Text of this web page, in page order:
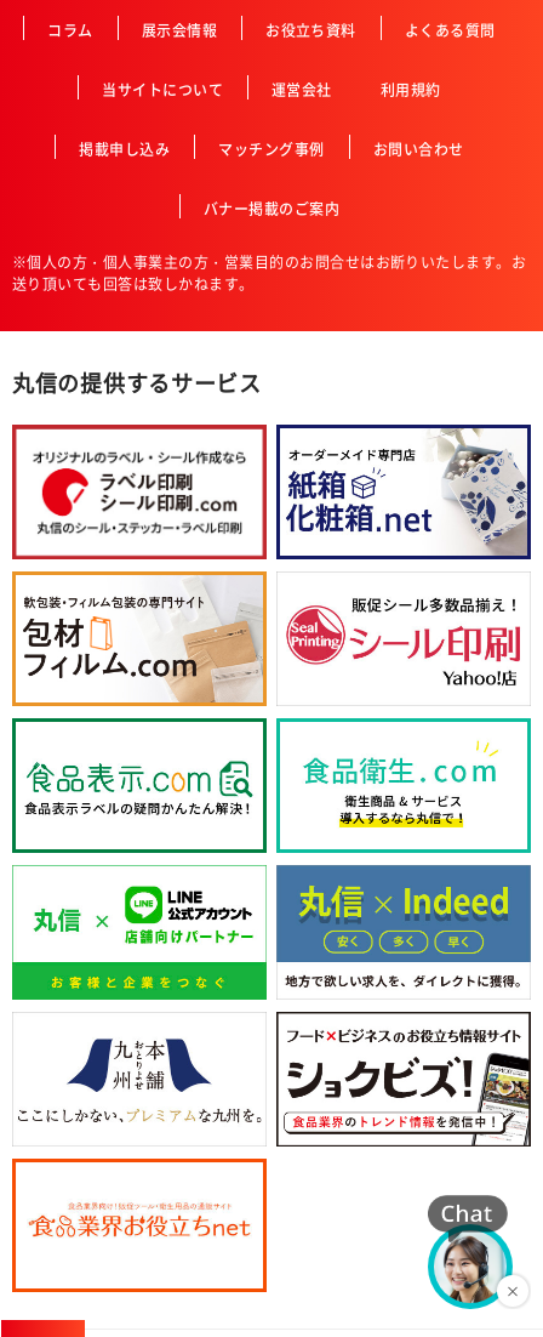
コラム 展示会情報 お役立ち資料 よくある質問
当サイトについて 運営会社 利用規約
掲載申し込み マッチング事例 お問い合わせ
バナー掲載のご案内
※個人の方・個人事業主の方・営業目的のお問合せはお断りいたします。お
送り頂いても回答は致しかねます。
丸信の提供するサービス